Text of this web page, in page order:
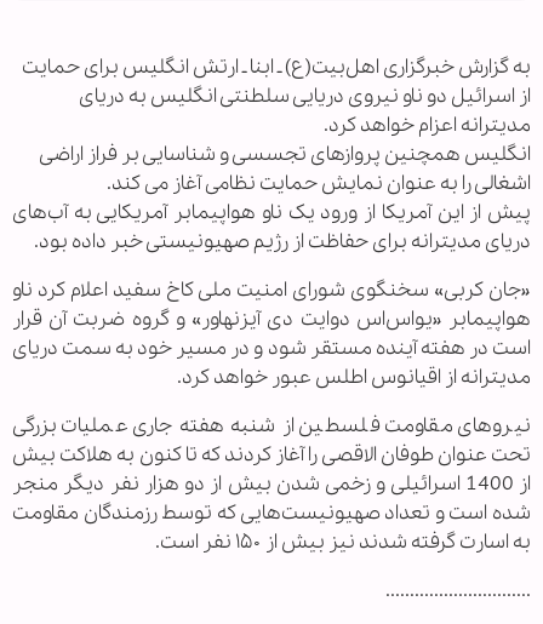
به گزارش خبرگزاری اهل‌بیت(ع) ـ ابنا ـ ارتش انگلیس برای حمایت
از اسرائیل دو ناو نیروی دریایی سلطنتی انگلیس به دریای
مدیترانه اعزام خواهد کرد.
انگلیس همچنین پروازهای تجسسی و شناسایی بر فراز اراضی
اشغالی را به عنوان نمایش حمایت نظامی آغاز می کند.
پیش از این آمریکا از ورود یک ناو هواپیمابر آمریکایی به آب‌های
دریای مدیترانه برای حفاظت از رژیم صهیونیستی خبر داده بود.
«جان کربی» سخنگوی شورای امنیت ملی کاخ سفید اعلام کرد ناو
هواپیمابر «یواس‌اس دوایت دی آیزنهاور» و گروه ضربت آن قرار
است در هفته آینده مستقر شود و در مسیر خود به سمت دریای
مدیترانه از اقیانوس اطلس عبور خواهد کرد.
نیروهای مقاومت فلسطین از شنبه هفته جاری عملیات بزرگی
تحت عنوان طوفان الاقصی را آغاز کردند که تا کنون به هلاکت بیش
از 1400 اسرائیلی و زخمی شدن بیش از دو هزار نفر دیگر منجر
شده است و تعداد صهیونیست‌هایی که توسط رزمندگان مقاومت
به اسارت گرفته شدند نیز بیش از ۱۵۰ نفر است.
..............................